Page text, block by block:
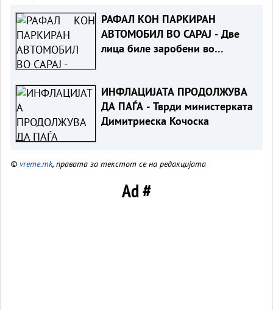
РАФАЛ КОН ПАРКИРАН
АВТОМОБИЛ ВО САРАЈ - Две
лица биле заробени во
ИНФЛАЦИЈАТА ПРОДОЛЖУВА
ДА ПАЃА - Тврди министерката
Димитриеска Кочоска
© vreme.mk, правата за текстот се на редакцијата
Ad #